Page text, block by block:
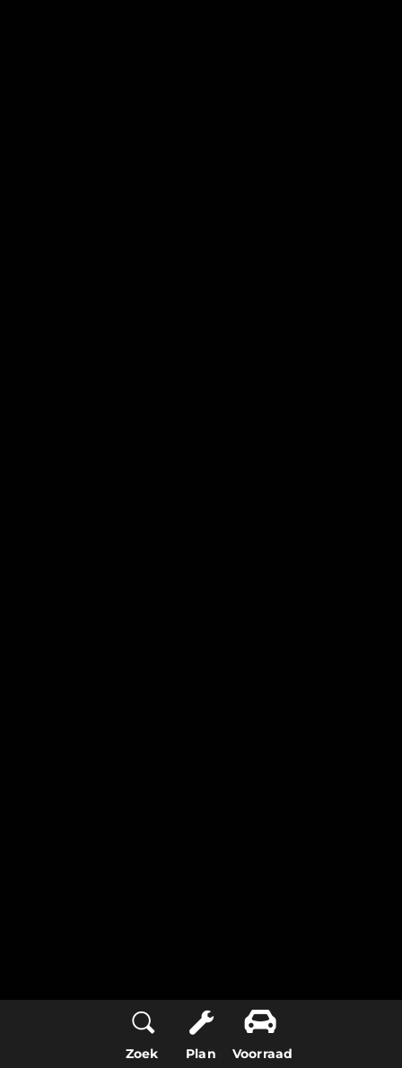
Zoek Plan Voorraad